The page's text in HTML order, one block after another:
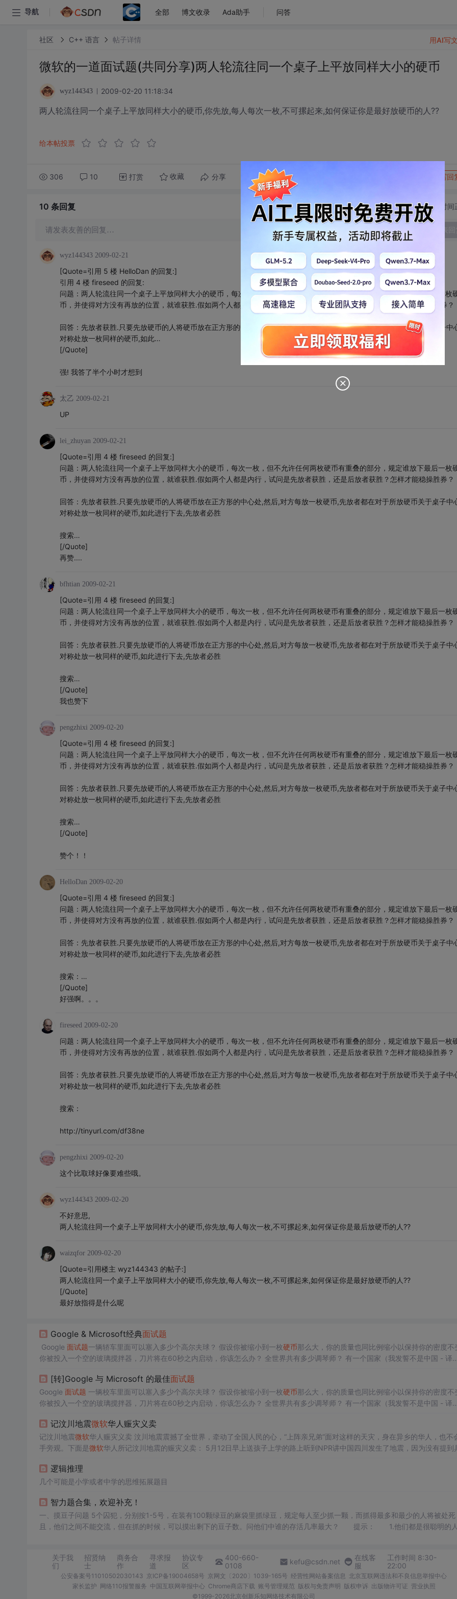
导航 全部 博文收录 Ada助手 问答
社区 C++ 语言 帖子详情
微软的一道面试题(共同分享)两人轮流往同一个桌子上平放同样大小的硬币
wyz144343 2009-02-20 11:18:34
两人轮流往同一个桌子上平放同样大小的硬币,你先放,每人每次一枚,不可摞起来,如何保证你是最好放硬币的人??
给本帖投票
306 10 打赏 收藏 分享 转发到动态 写回
用AI写
10 条回复 切换为时间
请发表友善的回复…
wyz144343 2009-02-21
[Quote=引用 5 楼 HelloDan 的回复:]
引用 4 楼 fireseed 的回复:
问题：两人轮流往同一个桌子上平放同样大小的硬币，每次一枚，但不允许任何两枚硬币有重叠的部分，规定谁放下最后一枚
币，并使得对方没有再放的位置，就谁获胜.假如两个人都是内行，试问是先放者获胜，还是后放者获胜？怎样才能稳操胜券？
回答：先放者获胜.只要先放硬币的人将硬币放在正方形的中心处,然后,对方每放一枚硬币,先放者都在对于所放硬币关于桌子中
对称处放一枚同样的硬币,如此…
[/Quote]
强! 我答了半个小时才想到
太乙 2009-02-21
UP
lei_zhuyan 2009-02-21
[Quote=引用 4 楼 fireseed 的回复:]
问题：两人轮流往同一个桌子上平放同样大小的硬币，每次一枚，但不允许任何两枚硬币有重叠的部分，规定谁放下最后一枚
币，并使得对方没有再放的位置，就谁获胜.假如两个人都是内行，试问是先放者获胜，还是后放者获胜？怎样才能稳操胜券？
回答：先放者获胜.只要先放硬币的人将硬币放在正方形的中心处,然后,对方每放一枚硬币,先放者都在对于所放硬币关于桌子中
对称处放一枚同样的硬币,如此进行下去,先放者必胜
搜索…
[/Quote]
再赞....
bfhtian 2009-02-21
[Quote=引用 4 楼 fireseed 的回复:]
问题：两人轮流往同一个桌子上平放同样大小的硬币，每次一枚，但不允许任何两枚硬币有重叠的部分，规定谁放下最后一枚
币，并使得对方没有再放的位置，就谁获胜.假如两个人都是内行，试问是先放者获胜，还是后放者获胜？怎样才能稳操胜券？
回答：先放者获胜.只要先放硬币的人将硬币放在正方形的中心处,然后,对方每放一枚硬币,先放者都在对于所放硬币关于桌子中
对称处放一枚同样的硬币,如此进行下去,先放者必胜
搜索…
[/Quote]
我也赞下
pengzhixi 2009-02-20
[Quote=引用 4 楼 fireseed 的回复:]
问题：两人轮流往同一个桌子上平放同样大小的硬币，每次一枚，但不允许任何两枚硬币有重叠的部分，规定谁放下最后一枚
币，并使得对方没有再放的位置，就谁获胜.假如两个人都是内行，试问是先放者获胜，还是后放者获胜？怎样才能稳操胜券？
回答：先放者获胜.只要先放硬币的人将硬币放在正方形的中心处,然后,对方每放一枚硬币,先放者都在对于所放硬币关于桌子中
对称处放一枚同样的硬币,如此进行下去,先放者必胜
搜索…
[/Quote]
赞个！！
HelloDan 2009-02-20
[Quote=引用 4 楼 fireseed 的回复:]
问题：两人轮流往同一个桌子上平放同样大小的硬币，每次一枚，但不允许任何两枚硬币有重叠的部分，规定谁放下最后一枚
币，并使得对方没有再放的位置，就谁获胜.假如两个人都是内行，试问是先放者获胜，还是后放者获胜？怎样才能稳操胜券？
回答：先放者获胜.只要先放硬币的人将硬币放在正方形的中心处,然后,对方每放一枚硬币,先放者都在对于所放硬币关于桌子中
对称处放一枚同样的硬币,如此进行下去,先放者必胜
搜索：…
[/Quote]
好强啊。。。
fireseed 2009-02-20
问题：两人轮流往同一个桌子上平放同样大小的硬币，每次一枚，但不允许任何两枚硬币有重叠的部分，规定谁放下最后一枚
币，并使得对方没有再放的位置，就谁获胜.假如两个人都是内行，试问是先放者获胜，还是后放者获胜？怎样才能稳操胜券？
回答：先放者获胜.只要先放硬币的人将硬币放在正方形的中心处,然后,对方每放一枚硬币,先放者都在对于所放硬币关于桌子中
对称处放一枚同样的硬币,如此进行下去,先放者必胜
搜索：
http://tinyurl.com/df38ne
pengzhixi 2009-02-20
这个比取球好像要难些哦。
wyz144343 2009-02-20
不好意思,
两人轮流往同一个桌子上平放同样大小的硬币,你先放,每人每次一枚,不可摞起来,如何保证你是最后放硬币的人??
waizqfor 2009-02-20
[Quote=引用楼主 wyz144343 的帖子:]
两人轮流往同一个桌子上平放同样大小的硬币,你先放,每人每次一枚,不可摞起来,如何保证你是最好放硬币的人??
[/Quote]
最好放指得是什么呢
Google & Microsoft经典面试题
Google 面试题一辆轿车里面可以塞入多少个高尔夫球？ 假设你被缩小到一枚硬币那么大，你的质量也同比例缩小以保持你的密度不
你被投入一个空的玻璃搅拌器，刀片将在60秒之内启动，你该怎么办？ 全世界共有多少调琴师？ 有一个国家（我发誓不是中国 - 译
[转]Google 与 Microsoft 的最佳面试题
Google 面试题 一辆校车里面可以塞入多少个高尔夫球？ 假设你被缩小到一枚硬币那么大，你的质量也同比例缩小以保持你的密度不
你被投入一个空的玻璃搅拌器，刀片将在60秒之内启动，你该怎么办？ 全世界共有多少调琴师？ 有一个国家（我发誓不是中国 - 译
请用编程语言...
记汶川地震微软华人赈灾义卖
记汶川地震微软华人赈灾义卖 汶川地震震撼了全世界，牵动了全国人民的心，“上阵亲兄弟”面对这样的天灾，身在异乡的华人，也不
手旁观。下面是微软华人所记汶川地震的赈灾义卖： 5月12日早上送孩子上学的路上听到NPR讲中国四川发生了地震，因为没有提到具体
极强的7.8级（后来被修...
逻辑推理
几个可能是小学或者中学的思维拓展题目
智力题合集，欢迎补充！
一、摸豆子问题 5个囚犯，分别按1-5号，在装有100颗绿豆的麻袋里抓绿豆，规定每人至少抓一颗，而抓得最多和最少的人将被处死
且，他们之间不能交流，但在抓的时候，可以摸出剩下的豆子数。问他们中谁的存活几率最大？ 提示： 1.他们都是很聪明
关于我
们
招贤纳
士
商务合
作
寻求报
道
协议专
区
400-660-
0108
kefu@csdn.net
在线客
服
工作时间 8:30-
22:00
公安备案号11010502030143 京ICP备19004658号 京网文〔2020〕1039-165号 经营性网站备案信息 北京互联网违法和不良信息举报中心
家长监护 网络110报警服务 中国互联网举报中心 Chrome商店下载 账号管理规范 版权与免责声明 版权申诉 出版物许可证 营业执照
©1999-2026北京创新乐知网络技术有限公司